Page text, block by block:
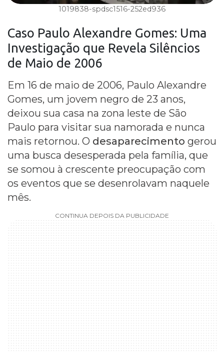
1019838-spdsc1516-252ed936
Caso Paulo Alexandre Gomes: Uma
Investigação que Revela Silêncios
de Maio de 2006
Em 16 de maio de 2006, Paulo Alexandre
Gomes, um jovem negro de 23 anos,
deixou sua casa na zona leste de São
Paulo para visitar sua namorada e nunca
mais retornou. O desaparecimento gerou
uma busca desesperada pela família, que
se somou à crescente preocupação com
os eventos que se desenrolavam naquele
mês.
CONTINUA DEPOIS DA PUBLICIDADE